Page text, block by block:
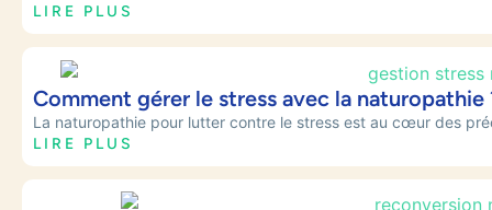
LIRE PLUS
Comment gérer le stress avec la naturopathie
La naturopathie pour lutter contre le stress est au cœur des
LIRE PLUS